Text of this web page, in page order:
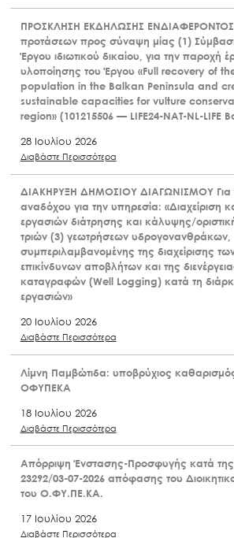
ΠΡΟΣΚΛΗΣΗ ΕΚΔΗΛΩΣΗΣ ΕΝΔΙΑΦΕΡΟΝΤΟΣ
προτάσεων προς σύναψη μίας (1)
Έργου ιδιωτικού δικαίου, για την παροχή
υλοποίησης του Έργου «Full recovery of
population in the Balkan Peninsula and
sustainable capacities for vulture
region» (101215506 — LIFE24-NAT-NL-LIFE
28 Ιουλίου 2026
Διαβάστε Περισσότερα
ΔΙΑΚΗΡΥΞΗ ΔΗΜΟΣΙΟΥ ΔΙΑΓΩΝΙΣΜΟΥ Για
αναδόχου για την υπηρεσία: «Διαχείριση
εργασιών διάτρησης και κάλυψης/
τριών (3) γεωτρήσεων υδρογονανθράκων,
συμπεριλαμβανομένης της διαχείρισης
επικίνδυνων αποβλήτων και της
καταγραφών (Well Logging) κατά τη
εργασιών»
20 Ιουλίου 2026
Διαβάστε Περισσότερα
Λίμνη Παμβώτιδα: υποβρύχιος
ΟΦΥΠΕΚΑ
18 Ιουλίου 2026
Διαβάστε Περισσότερα
Απόρριψη Ένστασης-Προσφυγής κατά
23292/03-07-2026 απόφασης του
του Ο.ΦΥ.ΠΕ.ΚΑ.
17 Ιουλίου 2026
Διαβάστε Περισσότερα